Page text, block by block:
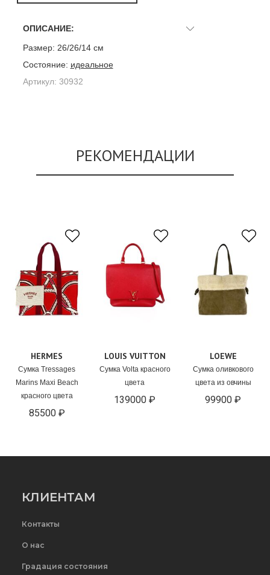
ОПИСАНИЕ:
Размер: 26/26/14 см
Состояние: идеальное
Артикул: 30932
РЕКОМЕНДАЦИИ
HERMES
Сумка Tressages
Marins Maxi Beach
красного цвета
85500 ₽
LOUIS VUITTON
Сумка Volta красного
цвета
139000 ₽
LOEWE
Сумка оливкового
цвета из овчины
99900 ₽
КЛИЕНТАМ
Контакты
О нас
Градация состояния